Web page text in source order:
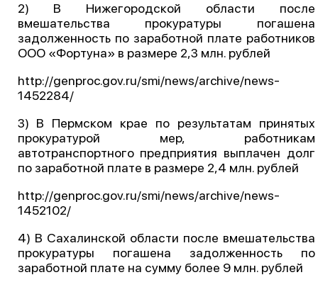
2) В Нижегородской области после
вмешательства прокуратуры погашена
задолженность по заработной плате работников
ООО «Фортуна» в размере 2,3 млн. рублей
http://genproc.gov.ru/smi/news/archive/news-
1452284/
3) В Пермском крае по результатам принятых
прокуратурой мер, работникам
автотранспортного предприятия выплачен долг
по заработной плате в размере 2,4 млн. рублей
http://genproc.gov.ru/smi/news/archive/news-
1452102/
4) В Сахалинской области после вмешательства
прокуратуры погашена задолженность по
заработной плате на сумму более 9 млн. рублей